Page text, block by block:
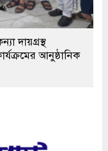
দায়গ্রস্থ
আনুষ্ঠানিক